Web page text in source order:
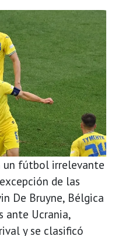
un fútbol irrelevante
de las
De Bruyne, Bélgica
ante Ucrania,
y se clasificó